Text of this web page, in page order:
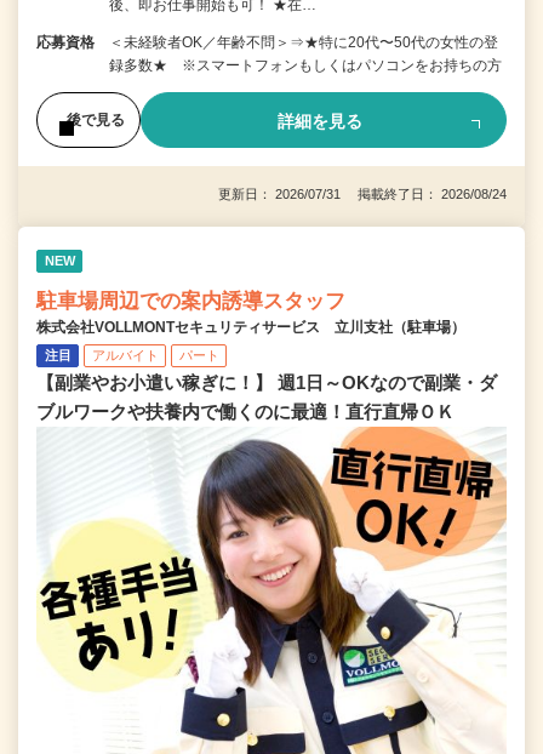
後、即お仕事開始も可！ ★在…
応募資格
＜未経験者OK／年齢不問＞⇒★特に20代〜50代の女性の登
録多数★ ※スマートフォンもしくはパソコンをお持ちの方
後で見る 詳細を見る
更新日： 2026/07/31 掲載終了日： 2026/08/24
NEW
駐車場周辺での案内誘導スタッフ
株式会社VOLLMONTセキュリティサービス 立川支社（駐車場）
注目 アルバイト パート
【副業やお小遣い稼ぎに！】 週1日～OKなので副業・ダ
ブルワークや扶養内で働くのに最適！直行直帰ＯＫ